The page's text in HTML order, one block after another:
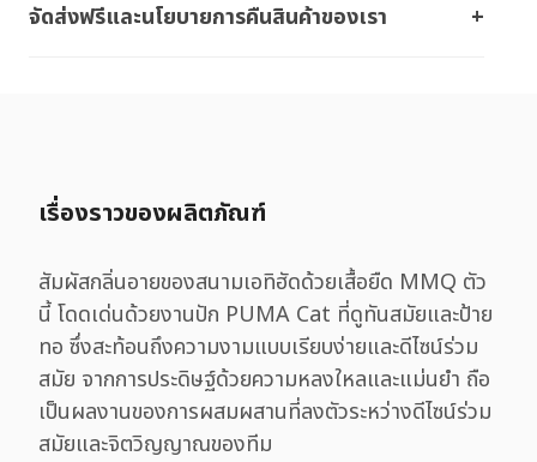
จัดส่งฟรีและนโยบายการคืนสินค้าของเรา
เรื่องราวของผลิตภัณฑ์
สัมผัสกลิ่นอายของสนามเอทิฮัดด้วยเสื้อยืด MMQ ตัว
นี้ โดดเด่นด้วยงานปัก PUMA Cat ที่ดูทันสมัยและป้าย
ทอ ซึ่งสะท้อนถึงความงามแบบเรียบง่ายและดีไซน์ร่วม
สมัย จากการประดิษฐ์ด้วยความหลงใหลและแม่นยำ ถือ
เป็นผลงานของการผสมผสานที่ลงตัวระหว่างดีไซน์ร่วม
สมัยและจิตวิญญาณของทีม